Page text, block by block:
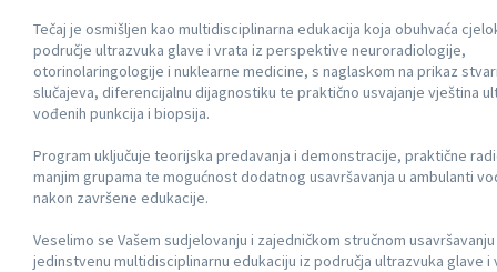
Tečaj je osmišljen kao multidisciplinarna edukacija koja obuhvaća
područje ultrazvuka glave i vrata iz perspektive neuroradiologije,
otorinolaringologije i nuklearne medicine, s naglaskom na prikaz
slučajeva, diferencijalnu dijagnostiku te praktično usvajanje vještina
vođenih punkcija i biopsija.
Program uključuje teorijska predavanja i demonstracije, praktične
manjim grupama te mogućnost dodatnog usavršavanja u ambulanti
nakon završene edukacije.
Veselimo se Vašem sudjelovanju i zajedničkom stručnom
jedinstvenu multidisciplinarnu edukaciju iz područja ultrazvuka glave i